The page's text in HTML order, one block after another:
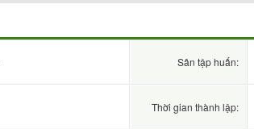
Sân tập huấn:
Thời gian thành lập: